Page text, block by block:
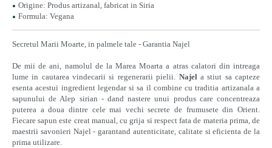
Origine: Produs artizanal, fabricat in Siria
Formula: Vegana
Secretul Marii Moarte, in palmele tale - Garantia Najel
De mii de ani, namolul de la Marea Moarta a atras calatori din intreaga
lume in cautarea vindecarii si regenerarii pielii. Najela stiut sa capteze
esenta acestui ingredient legendar si sa il combine cu traditia artizanala a
sapunului de Alep sirian - dand nastere unui produs care concentreaza
puterea a doua dintre cele mai vechi secrete de frumusete din Orient.
Fiecare sapun este creat manual, cu grija si respect fata de materia prima, de
maestrii savonieri Najel - garantand autenticitate, calitate si eficienta de la
prima utilizare.